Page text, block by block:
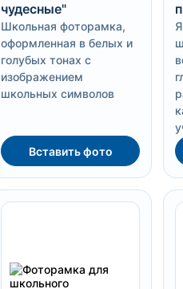
чудесные"
Школьная фоторамка,
оформленная в белых и
голубых тонах с
изображением
школьных символов
Вставить фото